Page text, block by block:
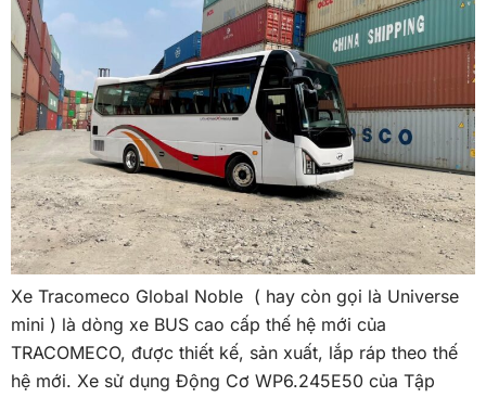
Xe Tracomeco Global Noble ( hay còn gọi là Universe
mini ) là dòng xe BUS cao cấp thế hệ mới của
TRACOMECO, được thiết kế, sản xuất, lắp ráp theo thế
hệ mới. Xe sử dụng Động Cơ WP6.245E50 của Tập